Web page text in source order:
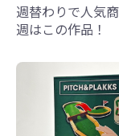
週替わりで人気
週はこの作品！